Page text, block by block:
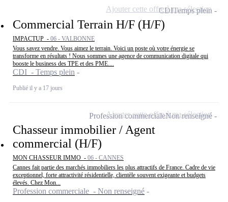
Commercial Terrain H/F (H/F)
IMPACTUP - 06 - VALBONNE
Vous savez vendre. Vous aimez le terrain. Voici un poste où votre énergie se
transforme en résultats ! Nous sommes une agence de communication digitale qui
booste le business des TPE et des PME....
CDI - Temps plein
Publié il y a 17 jours
CDITemps plein
Ajouter cette offre à ma sélection
Chasseur immobilier / Agent
commercial (H/F)
MON CHASSEUR IMMO - 06 - CANNES
Cannes fait partie des marchés immobiliers les plus attractifs de France. Cadre de vie
exceptionnel, forte attractivité résidentielle, clientèle souvent exigeante et budgets
élevés. Chez Mon...
Profession commerciale - Non renseigné
Profession commercialeNon renseigné
Ajouter cette offre à ma sélection